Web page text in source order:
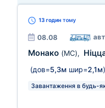
13 годин тому
08.08
Монако (MC),
(дов=5,3м шир=2,1м)
Завантаження в будь-